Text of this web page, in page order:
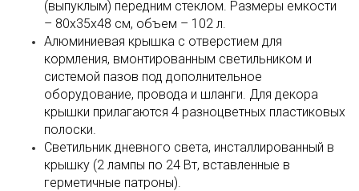
(выпуклым) передним стеклом. Размеры емкости
– 80х35х48 см, объем – 102 л.
Алюминиевая крышка с отверстием для
кормления, вмонтированным светильником и
системой пазов под дополнительное
оборудование, провода и шланги. Для декора
крышки прилагаются 4 разноцветных пластиковых
полоски.
Светильник дневного света, инсталлированный в
крышку (2 лампы по 24 Вт, вставленные в
герметичные патроны).